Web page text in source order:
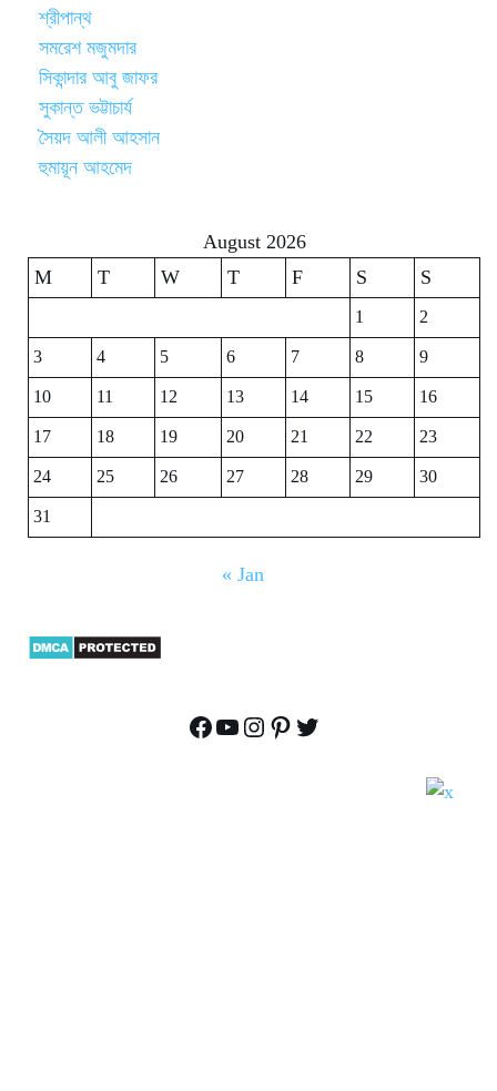
শ্রীপান্থ
সমরেশ মজুমদার
সিকান্দার আবু জাফর
সুকান্ত ভট্টাচার্য
সৈয়দ আলী আহসান
হুমায়ূন আহমেদ
August 2026
M
T W T F S S
1
2
3
4 5 6 7 8
9
10
11 12 13 14 15
16
17
18 19 20 21 22
23
24
25 26 27 28 29
30
31
« Jan